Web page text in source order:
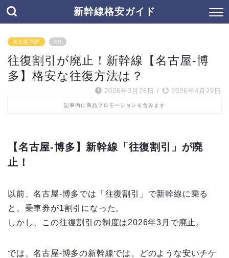
新幹線格安ガイド
名古屋-福岡 PR
往復割引が廃止！新幹線【名古屋-博
多】格安な往復方法は？
2026年3月26日 / 2026年4月29日
記事内に商品プロモーションを含みます
【名古屋-博多】新幹線「往復割引」が廃
止！
以前、名古屋-博多では「往復割引」で新幹線に乗る
と、乗車券が1割引になった。
しかし、この往復割引の制度は2026年3月で廃止 。
では、名古屋-博多の新幹線では、どのような安いチケ